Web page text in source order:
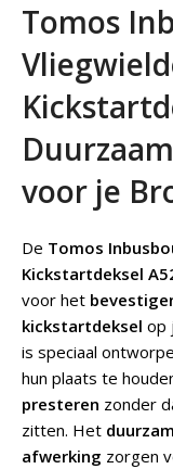
Tomos
voor je
De Tomos
Kickstartdeksel
voor het
kickstartdeksel op
is speciaal
hun plaats te
presteren zonder
zitten. Het
afwerking zorgen